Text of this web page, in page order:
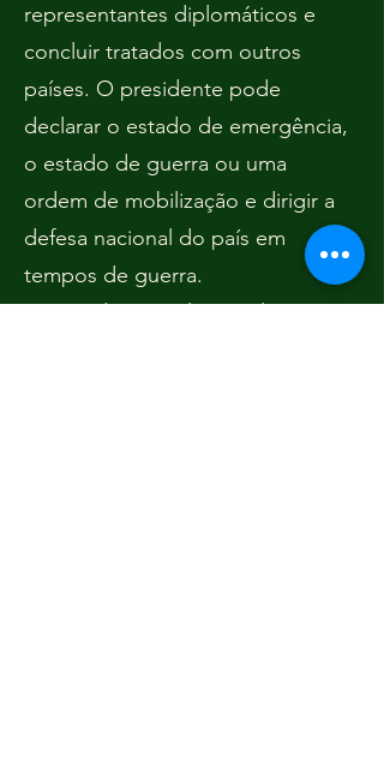
representantes diplomáticos e
concluir tratados com outros
países. O presidente pode
declarar o estado de emergência,
o estado de guerra ou uma
ordem de mobilização e dirigir a
defesa nacional do país em
tempos de guerra.
O presidente é eleito pela